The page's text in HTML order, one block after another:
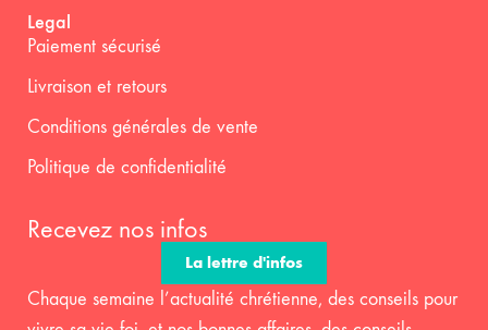
Legal
Paiement sécurisé
Livraison et retours
Conditions générales de vente
Politique de confidentialité
Recevez nos infos
La lettre d'infos
Chaque semaine l’actualité chrétienne, des conseils pour